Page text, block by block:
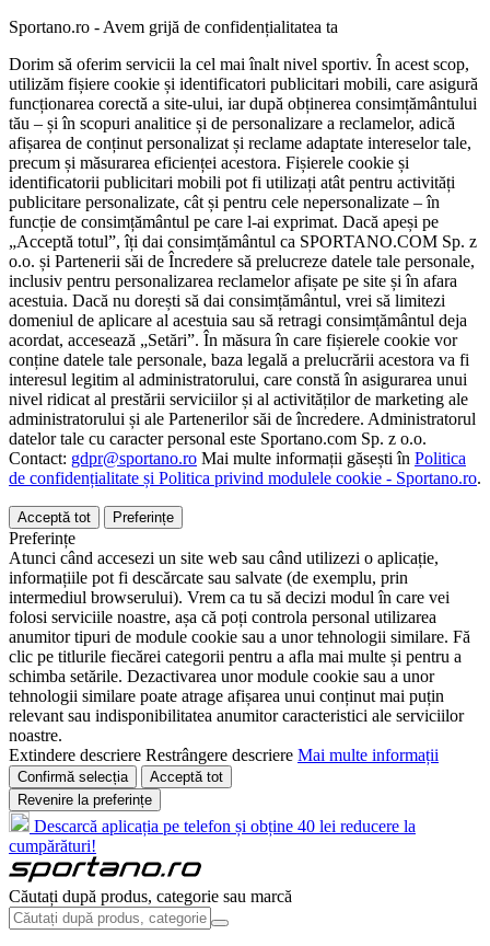
Sportano.ro - Avem grijă de confidențialitatea ta
Dorim să oferim servicii la cel mai înalt nivel sportiv. În acest scop,
utilizăm fișiere cookie și identificatori publicitari mobili, care asigură
funcționarea corectă a site-ului, iar după obținerea consimțământului
tău – și în scopuri analitice și de personalizare a reclamelor, adică
afișarea de conținut personalizat și reclame adaptate intereselor tale,
precum și măsurarea eficienței acestora. Fișierele cookie și
identificatorii publicitari mobili pot fi utilizați atât pentru activități
publicitare personalizate, cât și pentru cele nepersonalizate – în
funcție de consimțământul pe care l-ai exprimat. Dacă apeși pe
„Acceptă totul”, îți dai consimțământul ca SPORTANO.COM Sp. z
o.o. și Partenerii săi de Încredere să prelucreze datele tale personale,
inclusiv pentru personalizarea reclamelor afișate pe site și în afara
acestuia. Dacă nu dorești să dai consimțământul, vrei să limitezi
domeniul de aplicare al acestuia sau să retragi consimțământul deja
acordat, accesează „Setări”. În măsura în care fișierele cookie vor
conține datele tale personale, baza legală a prelucrării acestora va fi
interesul legitim al administratorului, care constă în asigurarea unui
nivel ridicat al prestării serviciilor și al activităților de marketing ale
administratorului și ale Partenerilor săi de încredere. Administratorul
datelor tale cu caracter personal este Sportano.com Sp. z o.o.
Contact: gdpr@sportano.ro Mai multe informații găsești în Politica
de confidențialitate și Politica privind modulele cookie - Sportano.ro.
Acceptă tot Preferințe
Preferințe
Atunci când accesezi un site web sau când utilizezi o aplicație,
informațiile pot fi descărcate sau salvate (de exemplu, prin
intermediul browserului). Vrem ca tu să decizi modul în care vei
folosi serviciile noastre, așa că poți controla personal utilizarea
anumitor tipuri de module cookie sau a unor tehnologii similare. Fă
clic pe titlurile fiecărei categorii pentru a afla mai multe și pentru a
schimba setările. Dezactivarea unor module cookie sau a unor
tehnologii similare poate atrage afișarea unui conținut mai puțin
relevant sau indisponibilitatea anumitor caracteristici ale serviciilor
noastre.
Extindere descriere Restrângere descriere Mai multe informații
Confirmă selecția
Acceptă tot
Revenire la preferințe
Descarcă aplicația pe telefon și obține 40 lei reducere la
cumpărături!
Căutați după produs, categorie sau marcă